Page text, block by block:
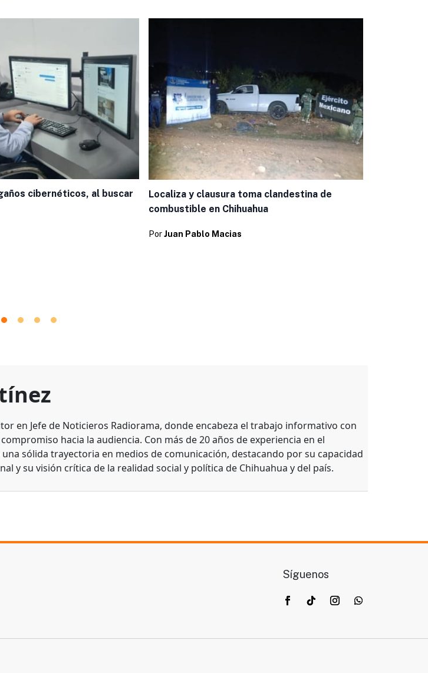
cibernéticos, al buscar
Localiza y clausura toma clandestina de
combustible en Chihuahua
PorJuan Pablo Macias
en Jefe de Noticieros Radiorama, donde encabeza el trabajo informativo con
hacia la audiencia. Con más de 20 años de experiencia en el
sólida trayectoria en medios de comunicación, destacando por su capacidad
y su visión crítica de la realidad social y política de Chihuahua y del país.
Síguenos